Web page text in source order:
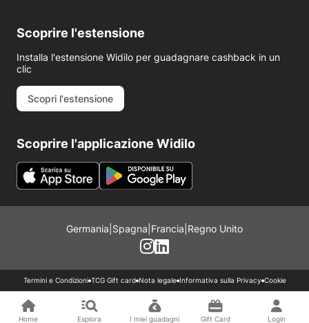
Scoprire l'estensione
Installa l'estensione Widilo per guadagnare cashback in un
clic
Scopri l'estensione
Scoprire l'applicazione Widilo
Germania Spagna Francia Regno Unito
Termini e Condizioni TCG Gift card Nota legale Informativa sulla Privacy Cookie
Home Esplora I miei guadagni Gift Card Login